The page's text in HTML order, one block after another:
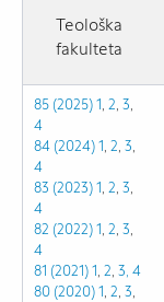
Teološka
fakulteta
85 (2025) 1, 2, 3,
4
84 (2024) 1, 2, 3,
4
83 (2023) 1, 2, 3,
4
82 (2022)1, 2, 3,
4
81 (2021)1, 2, 3, 4
80 (2020)1, 2, 3,